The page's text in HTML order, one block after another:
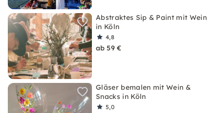
Abstraktes Sip & Paint mit Wein
in Köln
4,8
ab 59 €
Gläser bemalen mit Wein &
Snacks in Köln
5,0